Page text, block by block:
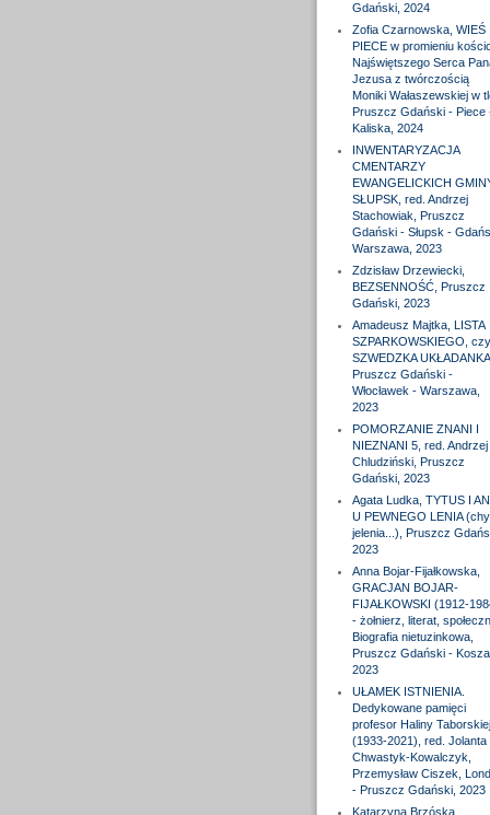
Gdański, 2024
Zofia Czarnowska, WIEŚ
PIECE w promieniu
Najświętszego Serca
Jezusa z twórczością
Moniki Wałaszewskiej w
Pruszcz Gdański - Piece
Kaliska, 2024
INWENTARYZACJA
CMENTARZY
EWANGELICKICH
SŁUPSK, red. Andrzej
Stachowiak, Pruszcz
Gdański - Słupsk -
Warszawa, 2023
Zdzisław Drzewiecki,
BEZSENNOŚĆ, Pruszcz
Gdański, 2023
Amadeusz Majtka, LISTA
SZPARKOWSKIEGO,
SZWEDZKA UKŁADANKA,
Pruszcz Gdański -
Włocławek - Warszawa,
2023
POMORZANIE ZNANI I
NIEZNANI 5, red. Andrzej
Chludziński, Pruszcz
Gdański, 2023
Agata Ludka, TYTUS I
U PEWNEGO LENIA
jelenia...), Pruszcz
2023
Anna Bojar-Fijałkowska,
GRACJAN BOJAR-
FIJAŁKOWSKI (1912-
- żołnierz, literat,
Biografia nietuzinkowa,
Pruszcz Gdański -
2023
UŁAMEK ISTNIENIA.
Dedykowane pamięci
profesor Haliny Taborskiej
(1933-2021), red. Jolanta
Chwastyk-Kowalczyk,
Przemysław Ciszek,
- Pruszcz Gdański, 2023
Katarzyna Brzóska,